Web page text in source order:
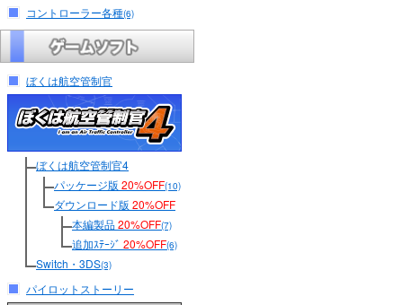
コントローラー各種(6)
ぼくは航空管制官
ぼくは航空管制官4
パッケージ版 20%OFF(10)
ダウンロード版 20%OFF
本編製品20%OFF(7)
追加ｽﾃｰｼﾞ 20%OFF(6)
Switch・3DS(3)
パイロットストーリー